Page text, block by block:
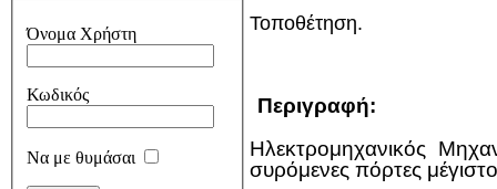
Όνομα Χρήστη
Κωδικός
Να με θυμάσαι
Τοποθέτηση.
Περιγραφή:
Hλεκτρομηχανικός
συρόμενες πόρτες